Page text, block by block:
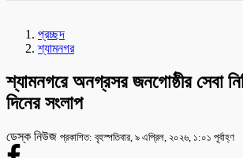
প্রচ্ছদ
শ্যামনগর
শ্যামনগরে অনগ্রসর জনগোষ্ঠীর সেবা
দিনের সংলাপ
ডেস্ক নিউজ প্রকাশিত: বৃহস্পতিবার, ৯ এপ্রিল, ২০২৬, ১:০১ পূর্বাহ্ণ